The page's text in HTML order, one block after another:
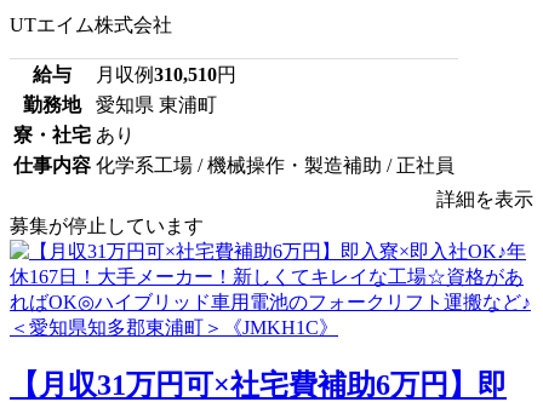
UTエイム株式会社
給与 月収例310,510円
勤務地
愛知県 東浦町
寮・社宅 あり
仕事内容 化学系工場 / 機械操作・製造補助 / 正社員
詳細を表示
募集が停止しています
【月収31万円可×社宅費補助6万円】即